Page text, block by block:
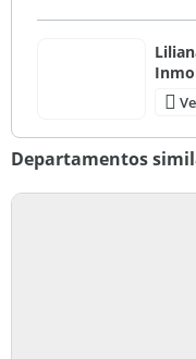
Departamentos